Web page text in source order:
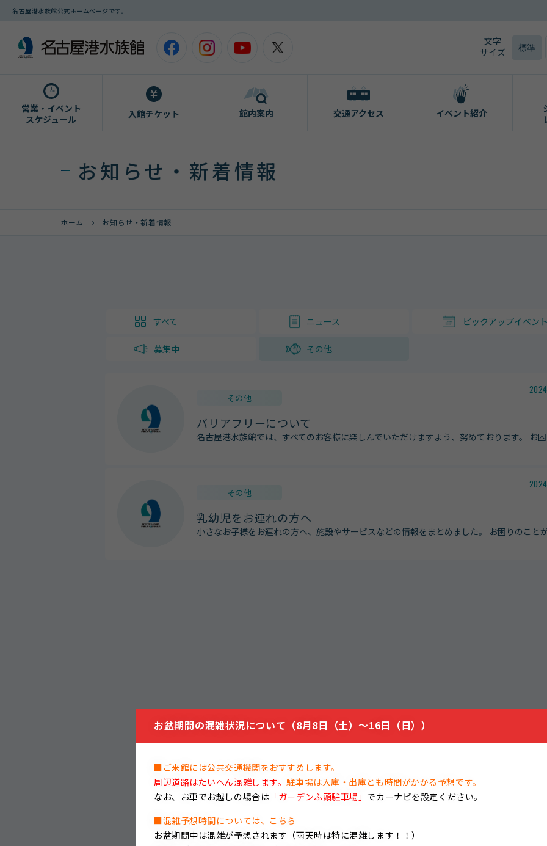
名古屋港水族館公式ホームページです。
文字
サイズ
標準
営業・イベント
スケジュール
入館チケット 館内案内 交通アクセス イベント紹介
お知らせ・新着情報
ホーム お知らせ・新着情報
すべて ニュース ピックアップイベント
募集中 その他
その他
バリアフリーについて
名古屋港水族館では、すべてのお客様に楽しんでいただけますよう、努めております。 お困
その他
乳幼児をお連れの方へ
小さなお子様をお連れの方へ、施設やサービスなどの情報をまとめました。 お困りのこと
お盆期間の混雑状況について（8月8日（土）～16日（日））
■ご来館には公共交通機関をおすすめします。
周辺道路はたいへん混雑します。駐車場は入庫・出庫とも時間がかかる予想です。
なお、
お車でお越しの場合は 「ガーデンふ頭駐車場」 でカーナビを設定ください。
■混雑予想時間については、 こちら
お盆期間中は混雑が予想されます（雨天時は特に混雑します！！）